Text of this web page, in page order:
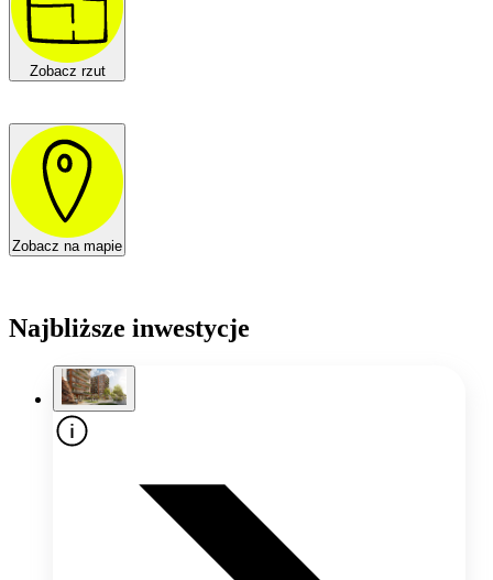
Zobacz rzut
Zobacz na mapie
Najbliższe inwestycje